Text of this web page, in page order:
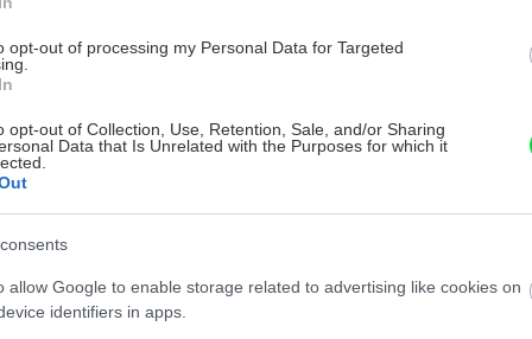
opt-out of processing my Personal Data for Targeted
opt-out of Collection, Use, Retention, Sale, and/or Sharing
Data that Is Unrelated with the Purposes for which it
allow Google to enable storage related to advertising like cookies on
identifiers in apps.
spôsoby našich starých mám. Pomocou
teda predvárania výpestkov, a
Okrem toho vyskúšame aj netradičné
v rajčinovej šťave.
ľahké a svieže letné jedlá
tieto horúce dni vám dobre padne niečo ľahké a
Jednoduché pokrmy, ktoré ponúkame, vám